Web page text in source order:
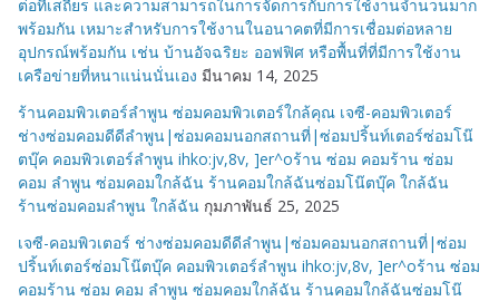
ต่อที่เสถียร และความสามารถในการจัดการกับการใช้งานจำนวนมาก
พร้อมกัน เหมาะสำหรับการใช้งานในอนาคตที่มีการเชื่อมต่อหลาย
อุปกรณ์พร้อมกัน เช่น บ้านอัจฉริยะ ออฟฟิศ หรือพื้นที่ที่มีการใช้งาน
เครือข่ายที่หนาแน่นนั่นเอง มีนาคม 14, 2025
ร้านคอมพิวเตอร์ลำพูน ซ่อมคอมพิวเตอร์ใกล้คุณ เจซี-คอมพิวเตอร์
ช่างซ่อมคอมดีดีลำพูน|ซ่อมคอมนอกสถานที่|ซ่อมปริ้นท์เตอร์ซ่อมโน๊
ตบุ๊ค คอมพิวเตอร์ลำพูน ihko:jv,8v, ]er^oร้าน ซ่อม คอมร้าน ซ่อม
คอม ลำพูน ซ่อมคอมใกล้ฉัน ร้านคอมใกล้ฉันซ่อมโน๊ตบุ๊ค ใกล้ฉัน
ร้านซ่อมคอมลำพูน ใกล้ฉัน กุมภาพันธ์ 25, 2025
เจซี-คอมพิวเตอร์ ช่างซ่อมคอมดีดีลำพูน|ซ่อมคอมนอกสถานที่|ซ่อม
ปริ้นท์เตอร์ซ่อมโน๊ตบุ๊ค คอมพิวเตอร์ลำพูน ihko:jv,8v, ]er^oร้าน ซ่อม
คอมร้าน ซ่อม คอม ลำพูน ซ่อมคอมใกล้ฉัน ร้านคอมใกล้ฉันซ่อมโน๊